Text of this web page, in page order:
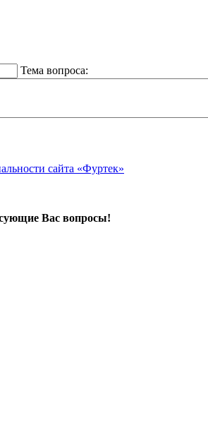
Тема вопроса:
сайта «Фуртек»
Вас вопросы!